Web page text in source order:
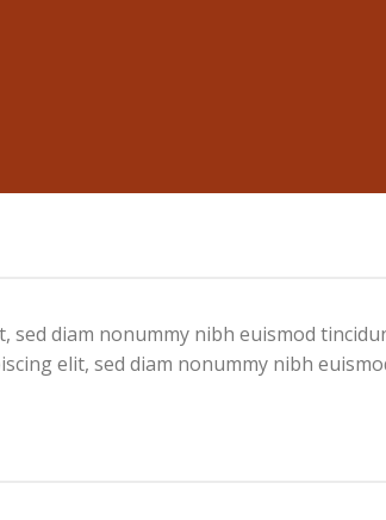
sed diam nonummy nibh euismod
elit, sed diam nonummy nibh